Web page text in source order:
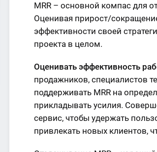
MRR – основной компас для
Оценивая прирост/
эффективности своей
проекта в целом.
Оценивать эффективность
продажников, специалистов
поддерживать MRR на
прикладывать усилия.
сервис, чтобы удержать
привлекать новых клиентов,